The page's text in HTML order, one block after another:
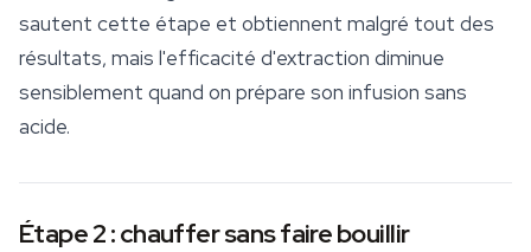
sautent cette étape et obtiennent malgré tout des
résultats, mais l'efficacité d'extraction diminue
sensiblement quand on prépare son infusion sans
acide.
Étape 2 : chauffer sans faire bouillir